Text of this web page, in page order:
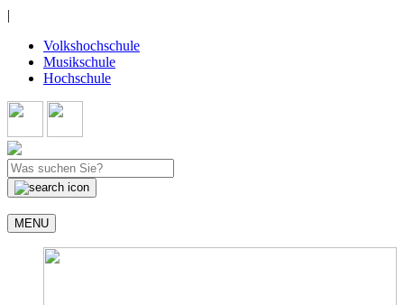
|
Volkshochschule
Musikschule
Hochschule
MENU